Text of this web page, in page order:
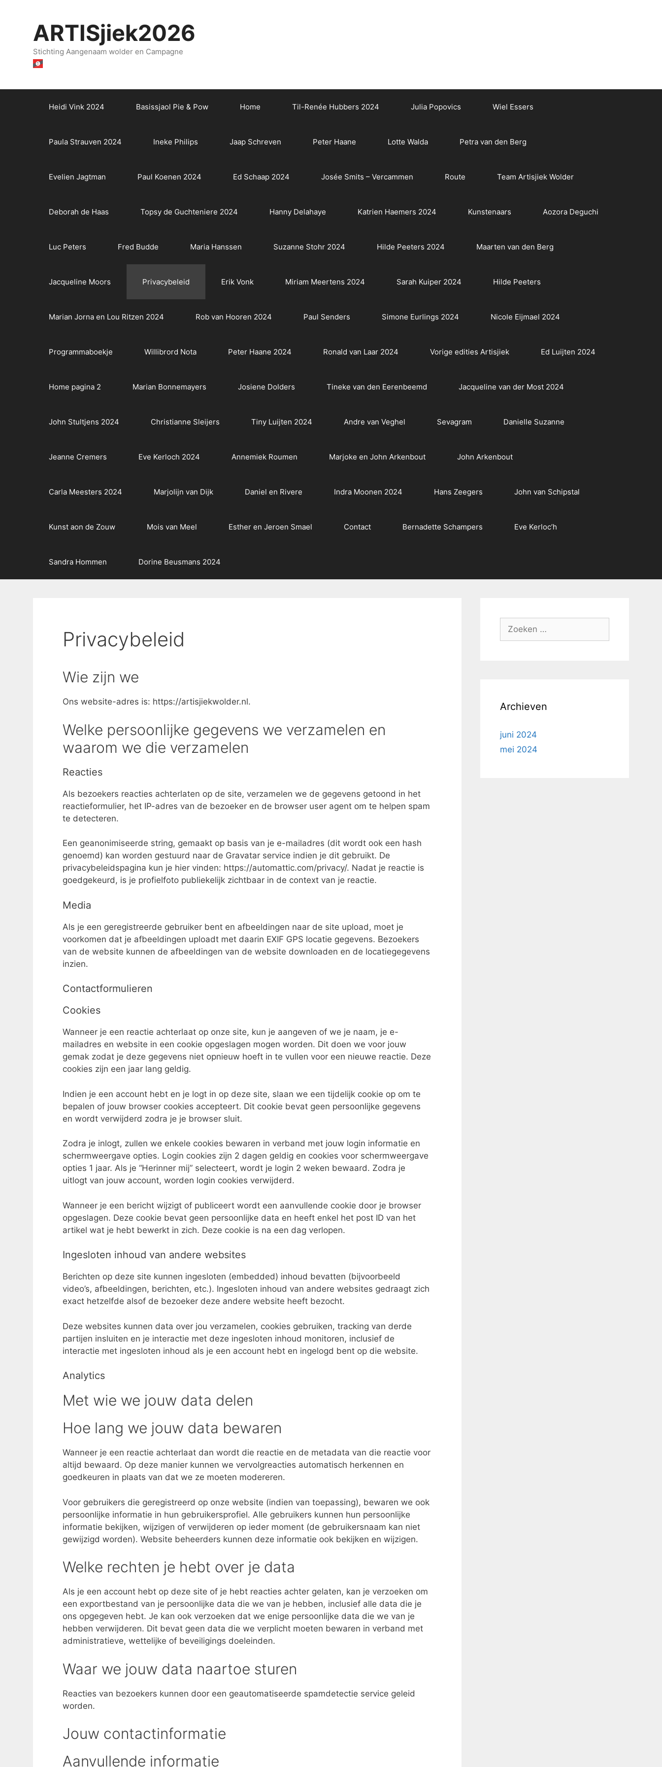
ARTISjiek2026
Stichting Aangenaam wolder en Campagne
Heidi Vink 2024 Basissjaol Pie & Pow Home Til-Renée Hubbers 2024 Julia Popovics Wiel Essers
Paula Strauven 2024 Ineke Philips Jaap Schreven Peter Haane Lotte Walda Petra van den Berg
Evelien Jagtman Paul Koenen 2024 Ed Schaap 2024 Josée Smits – Vercammen Route Team Artisjiek Wolder
Deborah de Haas Topsy de Guchteniere 2024 Hanny Delahaye Katrien Haemers 2024 Kunstenaars Aozora Deguchi
Luc Peters Fred Budde Maria Hanssen Suzanne Stohr 2024 Hilde Peeters 2024 Maarten van den Berg
Jacqueline Moors Privacybeleid Erik Vonk Miriam Meertens 2024 Sarah Kuiper 2024 Hilde Peeters
Marian Jorna en Lou Ritzen 2024 Rob van Hooren 2024 Paul Senders Simone Eurlings 2024 Nicole Eijmael 2024
Programmaboekje Willibrord Nota Peter Haane 2024 Ronald van Laar 2024 Vorige edities Artisjiek Ed Luijten 2024
Home pagina 2 Marian Bonnemayers Josiene Dolders Tineke van den Eerenbeemd Jacqueline van der Most 2024
John Stultjens 2024 Christianne Sleijers Tiny Luijten 2024 Andre van Veghel Sevagram Danielle Suzanne
Jeanne Cremers Eve Kerloch 2024 Annemiek Roumen Marjoke en John Arkenbout John Arkenbout
Carla Meesters 2024 Marjolijn van Dijk Daniel en Rivere Indra Moonen 2024 Hans Zeegers John van Schipstal
Kunst aon de Zouw Mois van Meel Esther en Jeroen Smael Contact Bernadette Schampers Eve Kerloc’h
Sandra Hommen Dorine Beusmans 2024
Privacybeleid
Wie zijn we
Ons website-adres is: https://artisjiekwolder.nl.
Welke persoonlijke gegevens we verzamelen en
waarom we die verzamelen
Reacties
Als bezoekers reacties achterlaten op de site, verzamelen we de gegevens getoond in het
reactieformulier, het IP-adres van de bezoeker en de browser user agent om te helpen spam
te detecteren.
Een geanonimiseerde string, gemaakt op basis van je e-mailadres (dit wordt ook een hash
genoemd) kan worden gestuurd naar de Gravatar service indien je dit gebruikt. De
privacybeleidspagina kun je hier vinden: https://automattic.com/privacy/. Nadat je reactie is
goedgekeurd, is je profielfoto publiekelijk zichtbaar in de context van je reactie.
Media
Als je een geregistreerde gebruiker bent en afbeeldingen naar de site upload, moet je
voorkomen dat je afbeeldingen uploadt met daarin EXIF GPS locatie gegevens. Bezoekers
van de website kunnen de afbeeldingen van de website downloaden en de locatiegegevens
inzien.
Contactformulieren
Cookies
Wanneer je een reactie achterlaat op onze site, kun je aangeven of we je naam, je e-
mailadres en website in een cookie opgeslagen mogen worden. Dit doen we voor jouw
gemak zodat je deze gegevens niet opnieuw hoeft in te vullen voor een nieuwe reactie. Deze
cookies zijn een jaar lang geldig.
Indien je een account hebt en je logt in op deze site, slaan we een tijdelijk cookie op om te
bepalen of jouw browser cookies accepteert. Dit cookie bevat geen persoonlijke gegevens
en wordt verwijderd zodra je je browser sluit.
Zodra je inlogt, zullen we enkele cookies bewaren in verband met jouw login informatie en
schermweergave opties. Login cookies zijn 2 dagen geldig en cookies voor schermweergave
opties 1 jaar. Als je “Herinner mij” selecteert, wordt je login 2 weken bewaard. Zodra je
uitlogt van jouw account, worden login cookies verwijderd.
Wanneer je een bericht wijzigt of publiceert wordt een aanvullende cookie door je browser
opgeslagen. Deze cookie bevat geen persoonlijke data en heeft enkel het post ID van het
artikel wat je hebt bewerkt in zich. Deze cookie is na een dag verlopen.
Ingesloten inhoud van andere websites
Berichten op deze site kunnen ingesloten (embedded) inhoud bevatten (bijvoorbeeld
video’s, afbeeldingen, berichten, etc.). Ingesloten inhoud van andere websites gedraagt zich
exact hetzelfde alsof de bezoeker deze andere website heeft bezocht.
Deze websites kunnen data over jou verzamelen, cookies gebruiken, tracking van derde
partijen insluiten en je interactie met deze ingesloten inhoud monitoren, inclusief de
interactie met ingesloten inhoud als je een account hebt en ingelogd bent op die website.
Analytics
Met wie we jouw data delen
Hoe lang we jouw data bewaren
Wanneer je een reactie achterlaat dan wordt die reactie en de metadata van die reactie voor
altijd bewaard. Op deze manier kunnen we vervolgreacties automatisch herkennen en
goedkeuren in plaats van dat we ze moeten modereren.
Voor gebruikers die geregistreerd op onze website (indien van toepassing), bewaren we ook
persoonlijke informatie in hun gebruikersprofiel. Alle gebruikers kunnen hun persoonlijke
informatie bekijken, wijzigen of verwijderen op ieder moment (de gebruikersnaam kan niet
gewijzigd worden). Website beheerders kunnen deze informatie ook bekijken en wijzigen.
Welke rechten je hebt over je data
Als je een account hebt op deze site of je hebt reacties achter gelaten, kan je verzoeken om
een exportbestand van je persoonlijke data die we van je hebben, inclusief alle data die je
ons opgegeven hebt. Je kan ook verzoeken dat we enige persoonlijke data die we van je
hebben verwijderen. Dit bevat geen data die we verplicht moeten bewaren in verband met
administratieve, wettelijke of beveiligings doeleinden.
Waar we jouw data naartoe sturen
Reacties van bezoekers kunnen door een geautomatiseerde spamdetectie service geleid
worden.
Jouw contactinformatie
Aanvullende informatie
Zoek
Archieven
juni 2024
mei 2024